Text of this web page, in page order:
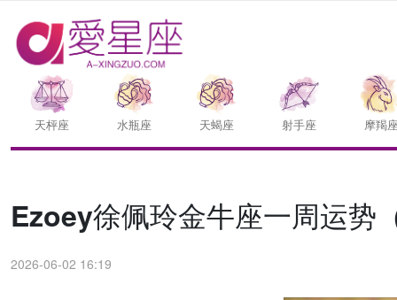
天枰座 水瓶座 天蝎座 射手座 摩羯
Ezoey徐佩玲金牛座一周运势
2026-06-02 16:19